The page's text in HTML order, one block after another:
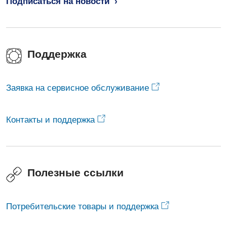
Поддержка
Заявка на сервисное обслуживание
Контакты и поддержка
Полезные ссылки
Потребительские товары и поддержка